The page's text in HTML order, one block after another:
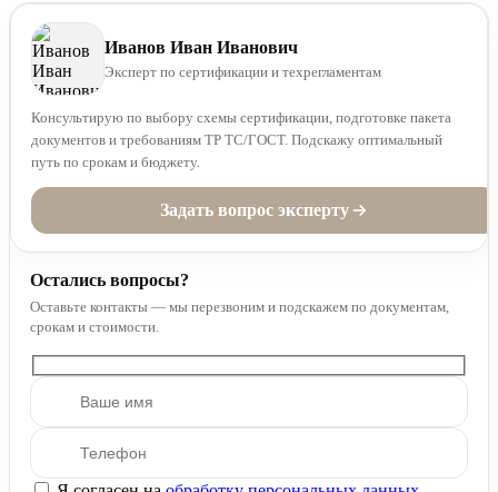
Иванов Иван Иванович
Эксперт по сертификации и техрегламентам
Консультирую по выбору схемы сертификации, подготовке пакета
документов и требованиям ТР ТС/ГОСТ. Подскажу оптимальный
путь по срокам и бюджету.
Задать вопрос эксперту
Остались вопросы?
Оставьте контакты — мы перезвоним и подскажем по документам,
срокам и стоимости.